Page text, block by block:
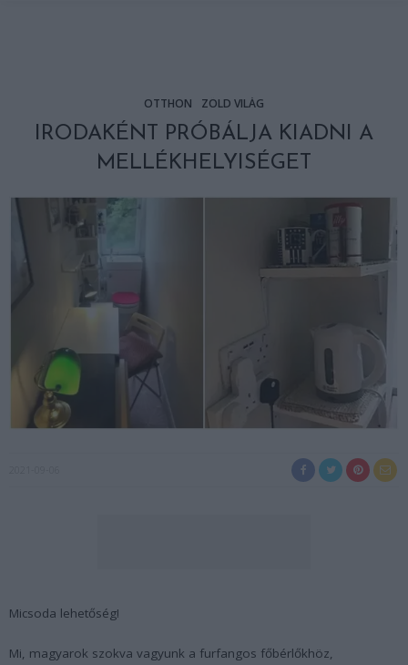
OTTHON ZÖLD VILÁG
IRODAKÉNT PRÓBÁLJA KIADNI A
MELLÉKHELYISÉGET
Micsoda lehetőség!
Mi, magyarok szokva vagyunk a furfangos főbérlőkhöz,